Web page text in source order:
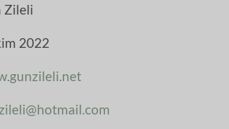
Zileli
2022